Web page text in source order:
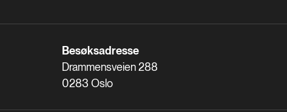
Besøksadresse
Drammensveien 288
0283 Oslo